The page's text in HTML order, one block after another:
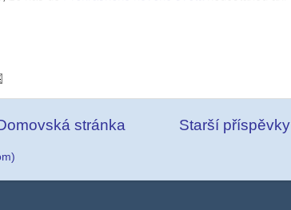
Starší příspěvky
stránka